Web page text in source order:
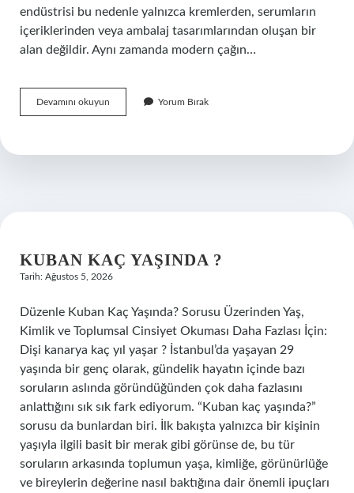
endüstrisi bu nedenle yalnızca kremlerden, serumların
içeriklerinden veya ambalaj tasarımlarından oluşan bir
alan değildir. Aynı zamanda modern çağın…
Devamını okuyun
cruelty
?
Yorum Bırak
KUBAN KAÇ YAŞINDA ?
Tarih: Ağustos 5, 2026
Düzenle Kuban Kaç Yaşında? Sorusu Üzerinden Yaş,
Kimlik ve Toplumsal Cinsiyet Okuması Daha Fazlası İçin:
Dişi kanarya kaç yıl yaşar ? İstanbul’da yaşayan 29
yaşında bir genç olarak, gündelik hayatın içinde bazı
soruların aslında göründüğünden çok daha fazlasını
anlattığını sık sık fark ediyorum. “Kuban kaç yaşında?”
sorusu da bunlardan biri. İlk bakışta yalnızca bir kişinin
yaşıyla ilgili basit bir merak gibi görünse de, bu tür
soruların arkasında toplumun yaşa, kimliğe, görünürlüğe
ve bireylerin değerine nasıl baktığına dair önemli ipuçları